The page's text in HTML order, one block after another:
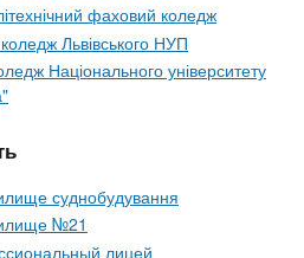
фаховий коледж
Львівського НУП
Національного університету
суднобудування
№21
лицей